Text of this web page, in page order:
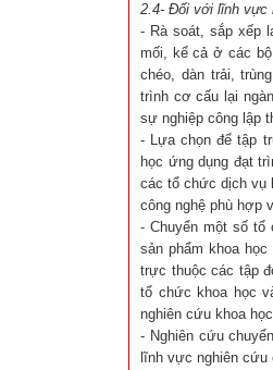
2.4- Đối với lĩnh vực
- Rà soát, sắp xếp
mối, kể cả ở các
chéo, dàn trải,
trình cơ cấu lại
sự nghiệp công lập
- Lựa chọn để tập
học ứng dụng đạt
các tổ chức dịch vụ
công nghệ phù hợp
- Chuyển một số tổ
sản phẩm khoa
trực thuộc các tập
tổ chức khoa học
nghiên cứu khoa
- Nghiên cứu
lĩnh vực nghiên